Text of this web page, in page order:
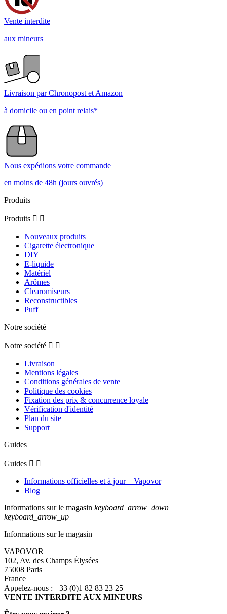
Vente interdite
aux mineurs
Livraison par Chronopost et Amazon
à domicile ou en point relais*
Nous expédions votre commande
en moins de 48h (jours ouvrés)
Produits
Produits  
Nouveaux produits
Cigarette électronique
DIY
E-liquide
Matériel
Arômes
Clearomiseurs
Reconstructibles
Puff
Notre société
Notre société  
Livraison
Mentions légales
Conditions générales de vente
Politique des cookies
Fixation des prix & concurrence loyale
Vérification d'identité
Plan du site
Support
Guides
Guides  
Informations officielles et à jour – Vapovor
Blog
Informations sur le magasin keyboard_arrow_down
keyboard_arrow_up
Informations sur le magasin
VAPOVOR
102, Av. des Champs Élysées
75008 Paris
France
Appelez-nous : +33 (0)1 82 83 23 25
VENTE INTERDITE AUX MINEURS